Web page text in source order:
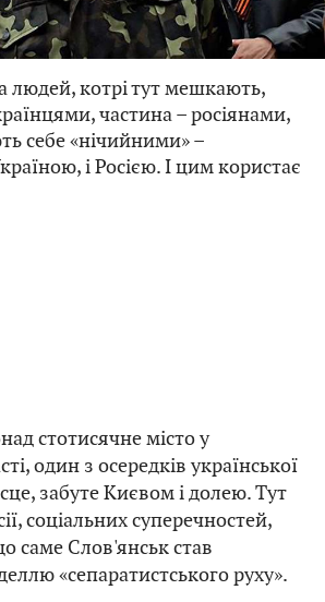
людей, котрі тут мешкають,
частина – росіянами,
себе «нічийними» –
і Росією. І цим користає
стотисячне місто у
один з осередків української
забуте Києвом і долею. Тут
соціальних суперечностей,
саме Слов'янськ став
«сепаратистського руху».